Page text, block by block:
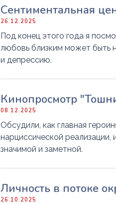
Сентиментальная
26.12.2025
Под конец этого года я
любовь близким может быть
и депрессию.
Кинопросмотр
08.12.2025
Обсудили, как главная
нарциссической реализации,
значимой и заметной.
Личность в потоке
26.10.2025